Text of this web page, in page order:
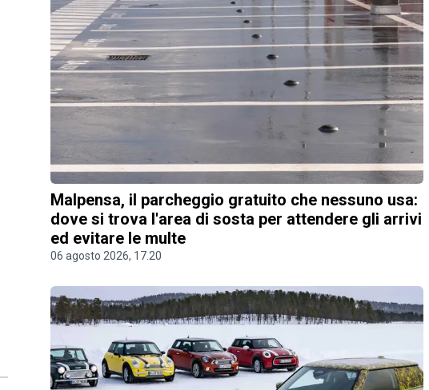
Malpensa, il parcheggio gratuito che nessuno usa:
dove si trova l'area di sosta per attendere gli arrivi
ed evitare le multe
06 agosto 2026, 17.20